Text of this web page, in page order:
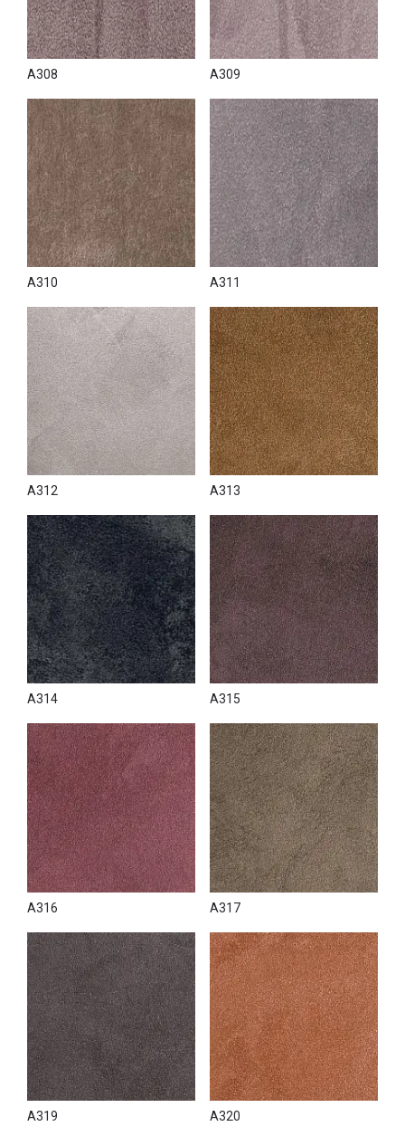
A308 A309
A310 A311
A312 A313
A314 A315
A316 A317
A319 A320